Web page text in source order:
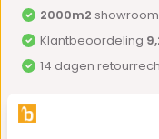
2000m2
Klantbeoordeling
14 dagen
Do you have a